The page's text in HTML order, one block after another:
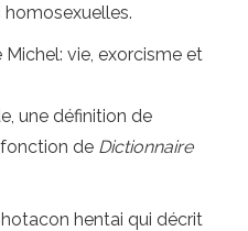
Michel: vie, exorcisme et
une définition de
de Dictionnaire
hentai qui décrit